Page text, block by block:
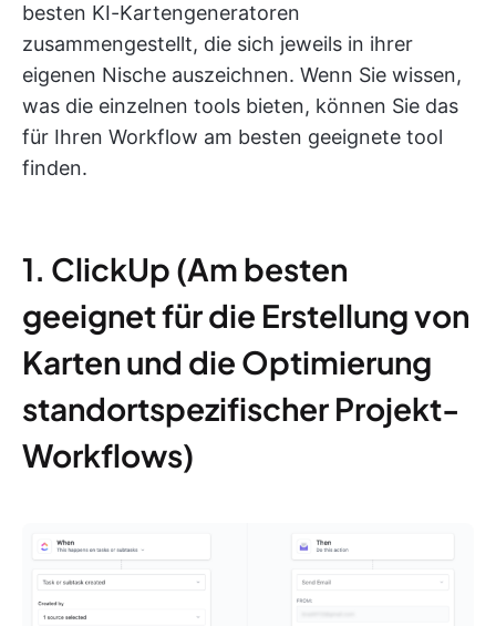
besten KI-Kartengeneratoren
zusammengestellt, die sich jeweils in ihrer
eigenen Nische auszeichnen. Wenn Sie wissen,
was die einzelnen tools bieten, können Sie das
für Ihren Workflow am besten geeignete tool
finden.
1. ClickUp (Am besten
geeignet für die Erstellung von
Karten und die Optimierung
standortspezifischer Projekt-
Workflows)